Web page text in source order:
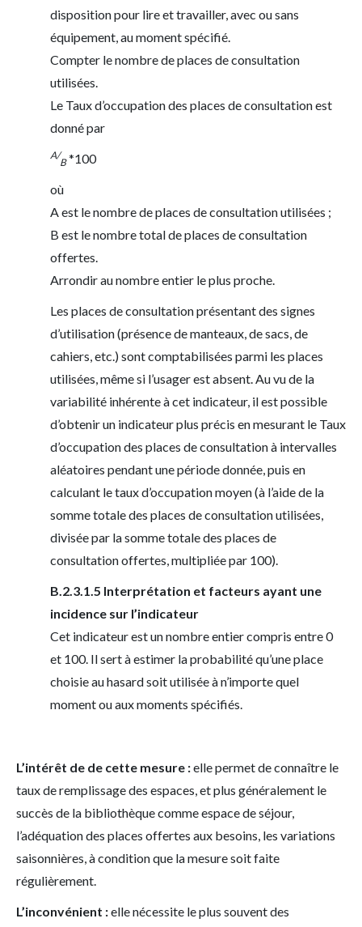
disposition pour lire et travailler, avec ou sans
équipement, au moment spécifié.
Compter le nombre de places de consultation
utilisées.
Le Taux d’occupation des places de consultation est
donné par
A/
B*100
où
A est le nombre de places de consultation utilisées ;
B est le nombre total de places de consultation
offertes.
Arrondir au nombre entier le plus proche.
Les places de consultation présentant des signes
d’utilisation (présence de manteaux, de sacs, de
cahiers, etc.) sont comptabilisées parmi les places
utilisées, même si l’usager est absent. Au vu de la
variabilité inhérente à cet indicateur, il est possible
d’obtenir un indicateur plus précis en mesurant le Taux
d’occupation des places de consultation à intervalles
aléatoires pendant une période donnée, puis en
calculant le taux d’occupation moyen (à l’aide de la
somme totale des places de consultation utilisées,
divisée par la somme totale des places de
consultation offertes, multipliée par 100).
B.2.3.1.5 Interprétation et facteurs ayant une
incidence sur l’indicateur
Cet indicateur est un nombre entier compris entre 0
et 100. Il sert à estimer la probabilité qu’une place
choisie au hasard soit utilisée à n’importe quel
moment ou aux moments spécifiés.
L’intérêt de de cette mesure :elle permet de connaître le
taux de remplissage des espaces, et plus généralement le
succès de la bibliothèque comme espace de séjour,
l’adéquation des places offertes aux besoins, les variations
saisonnières, à condition que la mesure soit faite
régulièrement.
L’inconvénient :elle nécessite le plus souvent des